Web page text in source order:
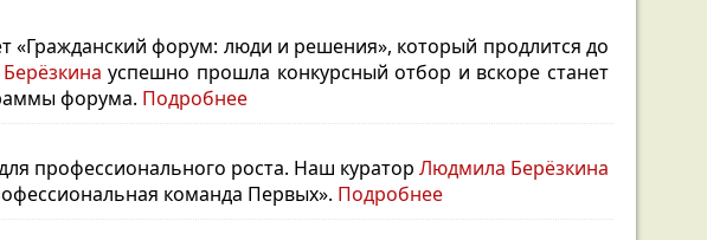
«Гражданский форум: люди и решения», который продлится до
успешно прошла конкурсный отбор и вскоре станет
форума. Подробнее
профессионального роста. Наш куратор Людмила Берёзкина
команда Первых». Подробнее